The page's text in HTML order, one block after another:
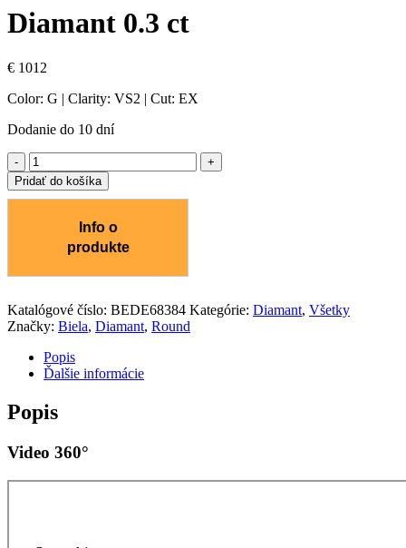
Diamant 0.3 ct
€ 1012
Color: G | Clarity: VS2 | Cut: EX
Dodanie do 10 dní
množstvo
Diamant
0.3
Pridať do košíka
Katalógové číslo: BEDE68384 Kategórie: Diamant, Všetky
Značky: Biela, Diamant, Round
Popis
Ďalšie informácie
Popis
Video 360°